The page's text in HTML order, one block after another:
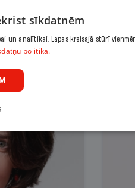
sīkdatnēm
un analītikai. Lapas kreisajā stūrī
politikā.